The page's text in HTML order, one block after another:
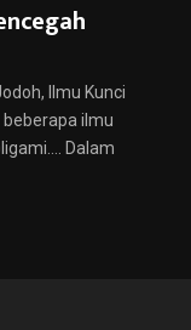
Ilmu Kunci
beberapa ilmu
Dalam